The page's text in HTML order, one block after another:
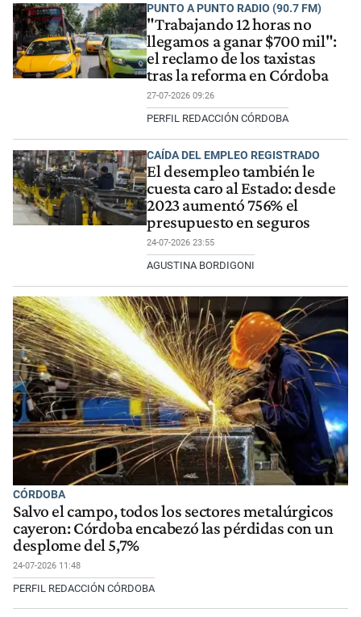
PUNTO A PUNTO RADIO (90.7 FM)
"Trabajando 12 horas no
llegamos a ganar $700 mil":
el reclamo de los taxistas
tras la reforma en Córdoba
27-07-2026 09:26
PERFIL REDACCIÓN CÓRDOBA
CAÍDA DEL EMPLEO REGISTRADO
El desempleo también le
cuesta caro al Estado: desde
2023 aumentó 756% el
presupuesto en seguros
24-07-2026 23:55
AGUSTINA BORDIGONI
CÓRDOBA
Salvo el campo, todos los sectores metalúrgicos
cayeron: Córdoba encabezó las pérdidas con un
desplome del 5,7%
24-07-2026 11:48
PERFIL REDACCIÓN CÓRDOBA